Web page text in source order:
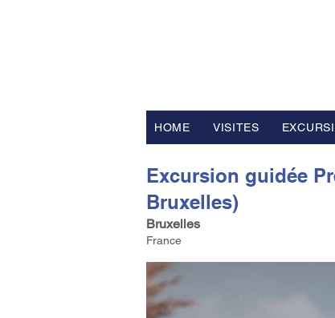
HOME VISITES
Excursion guidée
Bruxelles)
Bruxelles
France